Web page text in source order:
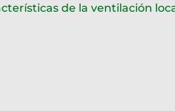
de la ventilación